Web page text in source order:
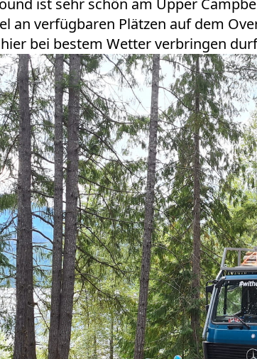
ist sehr schön am Upper
an verfügbaren Plätzen auf dem
bei bestem Wetter verbringen